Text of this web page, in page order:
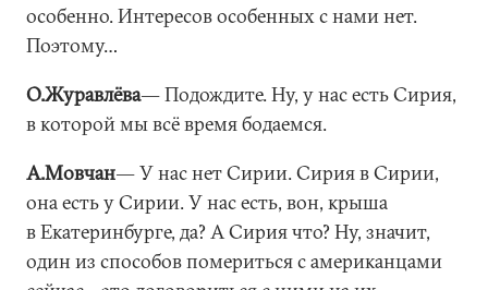
особенно. Интересов особенных с нами нет.
Поэтому…
О.Журавлёва― Подождите. Ну, у нас есть Сирия,
в которой мы всё время бодаемся.
А.Мовчан― У нас нет Сирии. Сирия в Сирии,
она есть у Сирии. У нас есть, вон, крыша
в Екатеринбурге, да? А Сирия что? Ну, значит,
один из способов помериться с американцами